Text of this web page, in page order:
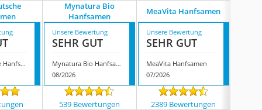
Mynatura Bio
Hanfsamen
MeaVita Hanfsamen
AHO Deutsche Hanfsamen
Unsere Bewertung
SEHR GUT
Mynatura Bio Hanfsamen
08/2026
Unsere Bewertung
SEHR GUT
MeaVita Hanfsamen
07/2026
539 Bewertungen 2389 Bewertungen